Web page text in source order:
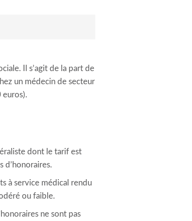
Il s’agit de la part de
un médecin de secteur
euros).
dont le tarif est
d’honoraires.
à service médical rendu
ou faible.
ne sont pas